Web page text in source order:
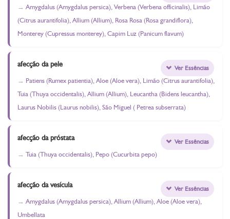
Amygdalus (Amygdalus persica), Verbena (Verbena officinalis), Limão
(Citrus aurantifolia), Allium (Allium), Rosa Rosa (Rosa grandiflora),
Monterey (Cupressus monterey), Capim Luz (Panicum flavum)
afecção da pele
Patiens (Rumex patientia), Aloe (Aloe vera), Limão (Citrus aurantifolia),
Tuia (Thuya occidentalis), Allium (Allium), Leucantha (Bidens leucantha),
Laurus Nobilis (Laurus nobilis), São Miguel ( Petrea subserrata)
Ver Essências
afecção da próstata
Tuia (Thuya occidentalis), Pepo (Cucurbita pepo)
Ver Essências
afecção da vesícula
Amygdalus (Amygdalus persica), Allium (Allium), Aloe (Aloe vera),
Umbellata
Ver Essências